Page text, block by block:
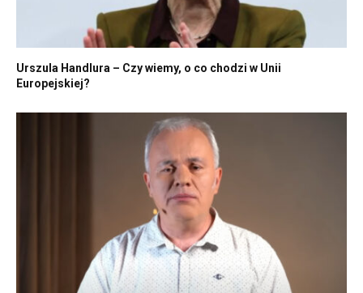
Urszula Handlura – Czy wiemy, o co chodzi w Unii
Europejskiej?